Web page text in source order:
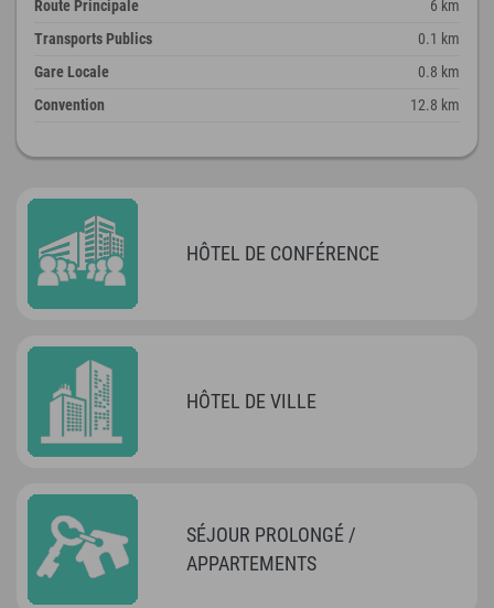
Route Principale
6 km
Transports Publics
0.1 km
Gare Locale
0.8 km
Convention
12.8 km
HÔTEL DE CONFÉRENCE
HÔTEL DE VILLE
SÉJOUR PROLONGÉ /
APPARTEMENTS